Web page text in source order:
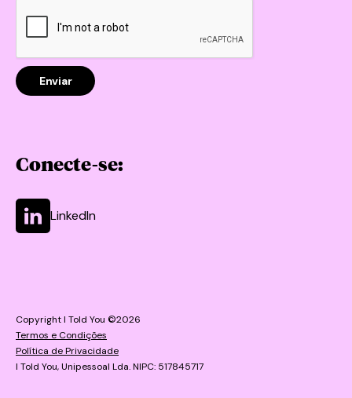
Conecte-se:
LinkedIn
Copyright I Told You ©2026
Termos e Condições
Política de Privacidade
I Told You, Unipessoal Lda. NIPC: 517845717